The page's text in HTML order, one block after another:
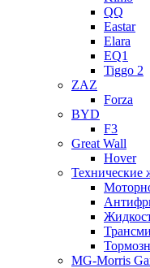
QQ
Eastar
Elara
EQ1
Tiggo 2
ZAZ
Forza
BYD
F3
Great Wall
Hover
Технические
MG-Morris